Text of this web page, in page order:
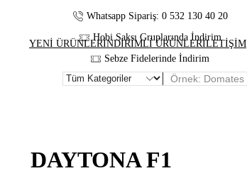
Whatsapp Sipariş: 0 532 130 40 20
Hobi Saksı Gruplarında İndirim
Sebze Fidelerinde İndirim
YENİ ÜRÜNLERİNDİRİMLİ ÜRÜNLERİLETİŞİM
DAYTONA F1